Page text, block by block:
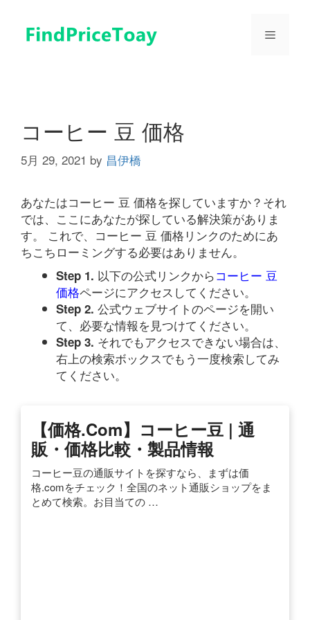
メ
コーヒー 豆 価格
5月 29, 2021 by 昌伊橋
あなたはコーヒー 豆 価格を探していますか？それ
では、ここにあなたが探している解決策がありま
す。 これで、コーヒー 豆 価格リンクのためにあ
ちこちローミングする必要はありません。
Step 1. 以下の公式リンクからコーヒー 豆
価格ページにアクセスしてください。
Step 2. 公式ウェブサイトのページを開い
て、必要な情報を見つけてください。
Step 3. それでもアクセスできない場合は、
右上の検索ボックスでもう一度検索してみ
てください。
【価格.com】コーヒー豆 | 通
販・価格比較・製品情報
コーヒー豆の通販サイトを探すなら、まずは価
格.comをチェック！全国のネット通販ショップをま
とめて検索。お目当ての …